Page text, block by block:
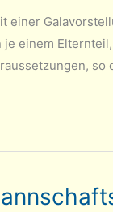
einer
je einem
so